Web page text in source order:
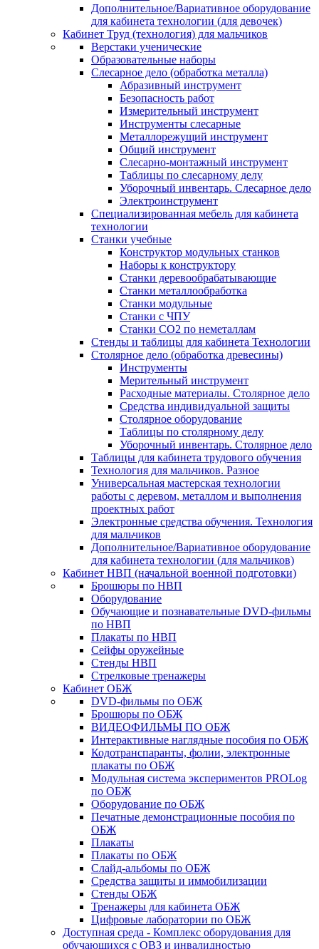
Дополнительное/Вариативное оборудование
для кабинета технологии (для девочек)
Кабинет Труд (технология) для мальчиков
Верстаки ученические
Образовательные наборы
Слесарное дело (обработка металла)
Абразивный инструмент
Безопасность работ
Измерительный инструмент
Инструменты слесарные
Металлорежущий инструмент
Общий инструмент
Слесарно-монтажный инструмент
Таблицы по слесарному делу
Уборочный инвентарь. Слесарное дело
Электроинструмент
Специализированная мебель для кабинета
технологии
Станки учебные
Конструктор модульных станков
Наборы к конструктору
Станки деревообрабатывающие
Станки металлообработка
Станки модульные
Станки с ЧПУ
Станки СО2 по неметаллам
Стенды и таблицы для кабинета Технологии
Столярное дело (обработка древесины)
Инструменты
Мерительный инструмент
Расходные материалы. Столярное дело
Средства индивидуальной защиты
Столярное оборудование
Таблицы по столярному делу
Уборочный инвентарь. Столярное дело
Таблицы для кабинета трудового обучения
Технология для мальчиков. Разное
Универсальная мастерская технологии
работы с деревом, металлом и выполнения
проектных работ
Электронные средства обучения. Технология
для мальчиков
Дополнительное/Вариативное оборудование
для кабинета технологии (для мальчиков)
Кабинет НВП (начальной военной подготовки)
Брошюры по НВП
Оборудование
Обучающие и познавательные DVD-фильмы
по НВП
Плакаты по НВП
Сейфы оружейные
Стенды НВП
Стрелковые тренажеры
Кабинет ОБЖ
DVD-фильмы по ОБЖ
Брошюры по ОБЖ
ВИДЕОФИЛЬМЫ ПО ОБЖ
Интерактивные наглядные пособия по ОБЖ
Кодотранспаранты, фолии, электронные
плакаты по ОБЖ
Модульная система экспериментов PROLog
по ОБЖ
Оборудование по ОБЖ
Печатные демонстрационные пособия по
ОБЖ
Плакаты
Плакаты по ОБЖ
Слайд-альбомы по ОБЖ
Средства защиты и иммобилизации
Стенды ОБЖ
Тренажеры для кабинета ОБЖ
Цифровые лаборатории по ОБЖ
Доступная среда - Комплекс оборудования для
обучающихся с ОВЗ и инвалидностью